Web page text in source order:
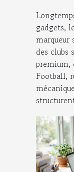
gadgets,
marqueur
des clubs
premium,
Football,